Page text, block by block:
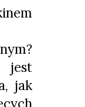
jest
jak